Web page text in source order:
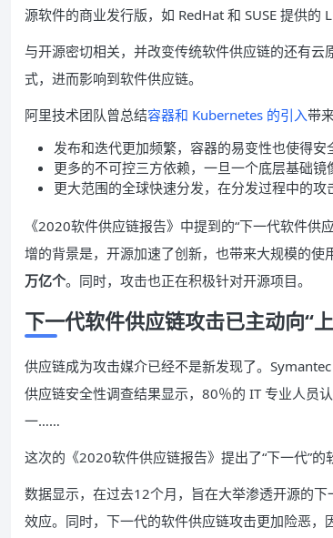
源软件的商业发行版，如 RedHat 和 SUSE 提供的
与开源密切相关，并改变传统软件供应链的还有
式，进而影响到软件供应链。
阿里技术团队曾总结容器和 Kubernetes 的引入带
发布和迭代更加频繁，容器的易变性也使得安
更多的不可控三方依赖，一旦一个底层基础镜
更大范围的全球快速分发，在分发过程中的攻
《2020软件供应链报告》中提到的“下一代软件
增的背景是，开源加速了创新，也带来大规模的
万亿个。同时，攻击也正在积极针对开源项目。
下一代软件供应链攻击已主动向“
供应链成为攻击媒介已经不是新发现了。Symantec
供应链安全性调查结果显示，80％的 IT 专业人员
一……
这次的《2020软件供应链报告》提出了“下一代”
数据显示，在过去12个月，旨在大举渗透开源的
效应。同时，下一代的软件供应链攻击更加险恶